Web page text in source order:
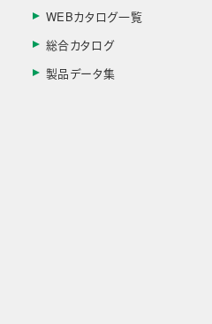
WEBカタログ一覧
総合カタログ
製品データ集